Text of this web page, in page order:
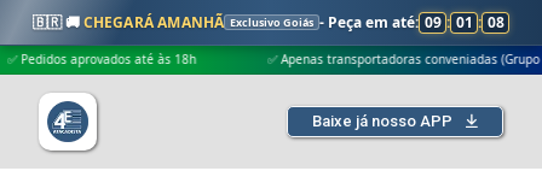
🇧🇷 🚚CHEGARÁ AMANHÃ Exclusivo Goiás - Peça em até: 09 : 01 : 07
aprovados até às 18h ✅ Apenas transportadoras conveniadas (Grupo G5)
Baixe já nosso APP